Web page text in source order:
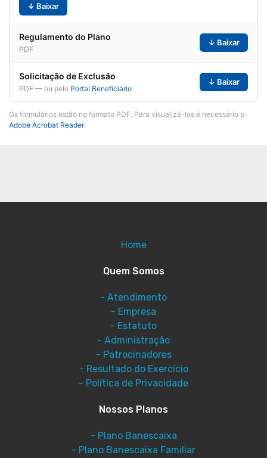
↓ Baixar
Regulamento do Plano
PDF
↓ Baixar
Solicitação de Exclusão
PDF — ou pelo Portal Beneficiário
↓ Baixar
Os formulários estão no formato PDF. Para visualizá-los é necessário o
Adobe Acrobat Reader.
Home
Quem Somos
- Atendimento
- Empresa
- Estatuto
- Administração
- Patrocinadores
- Resultado do Exercício
- Política de Privacidade
Nossos Planos
- Plano Banescaixa
- Plano Banescaixa Familiar